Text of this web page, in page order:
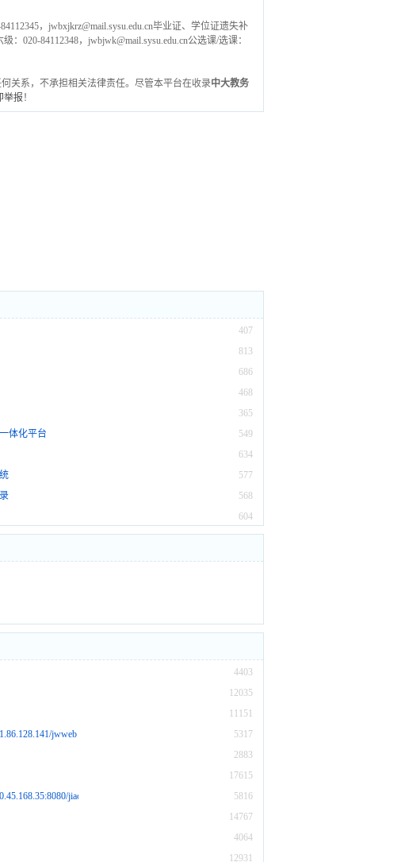
，jwbxjkrz@mail.sysu.edu.cn毕业证、学位证遗失补
：020-84112348，jwbjwk@mail.sysu.edu.cn公选课/选课：
关系，不承担相关法律责任。尽管本平台在收录中大教务
举报 ！
407
813
686
468
365
549
体化平台
634
577
568
604
4403
12035
11151
5317
jwweb
2883
17615
5816
jiaowuch
14767
4064
12931